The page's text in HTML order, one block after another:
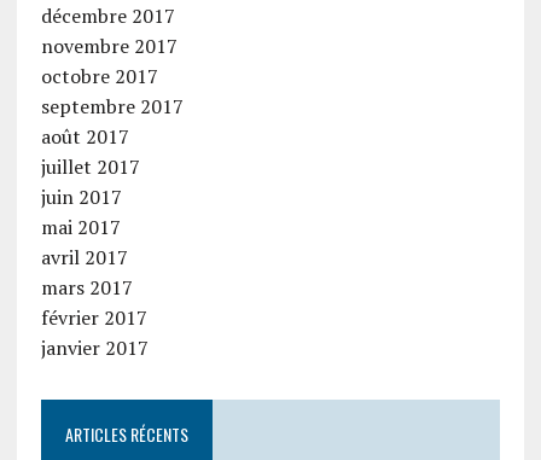
décembre 2017
novembre 2017
octobre 2017
septembre 2017
août 2017
juillet 2017
juin 2017
mai 2017
avril 2017
mars 2017
février 2017
janvier 2017
ARTICLES RÉCENTS